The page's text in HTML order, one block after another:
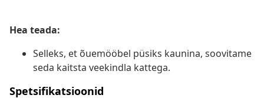
Hea teada:
Selleks, et õuemööbel püsiks kaunina, soovitame
seda kaitsta veekindla kattega.
Spetsifikatsioonid